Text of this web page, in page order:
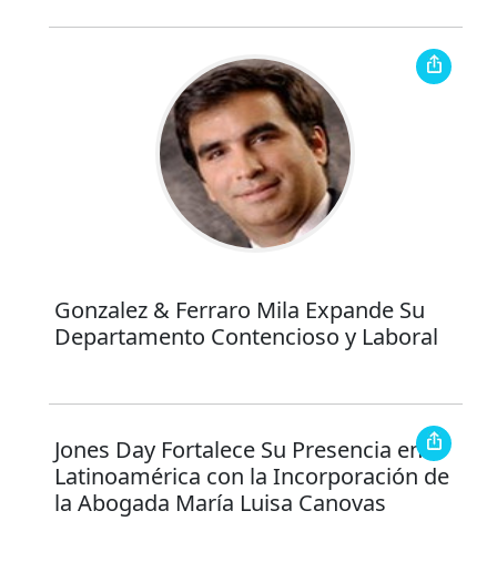
Gonzalez & Ferraro Mila Expande Su
Departamento Contencioso y Laboral
Jones Day Fortalece Su Presencia en
Latinoamérica con la Incorporación de
la Abogada María Luisa Canovas